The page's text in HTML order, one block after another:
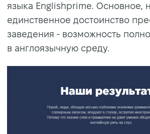
языка Englishprime. Основное,
единственное достоинство
заведения - возможность
в англоязычную среду.